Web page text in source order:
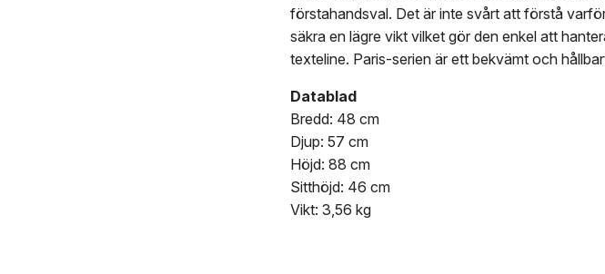
förstahandsval. Det är inte svårt att förstå
säkra en lägre vikt vilket gör den enkel att
texteline. Paris-serien är ett bekvämt och
Datablad
Bredd: 48 cm
Djup: 57 cm
Höjd: 88 cm
Sitthöjd: 46 cm
Vikt: 3,56 kg